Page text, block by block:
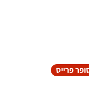
פרייס